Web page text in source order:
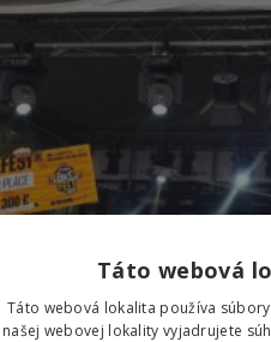
Táto webová
Táto webová lokalita používa
našej webovej lokality vyjadrujete